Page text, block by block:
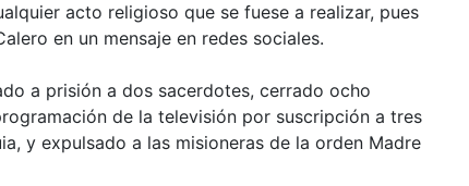
acto religioso que se fuese a realizar, pues
en un mensaje en redes sociales.
a prisión a dos sacerdotes, cerrado ocho
de la televisión por suscripción a tres
y expulsado a las misioneras de la orden Madre